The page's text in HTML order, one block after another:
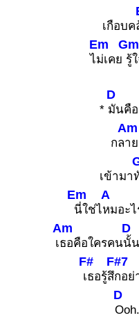
X
4 1
เกือบค
ไ
Em
ม่เคย
Gm
รู้
*
D
มันคื
กล
Am
า
เข้ามา
Em
นี่ใช่ไ
A
หมอะไ
เ
Am
ธอคือใครคน
D
นั้
F#
เธอรู้สึ
F#7
กอย่
D